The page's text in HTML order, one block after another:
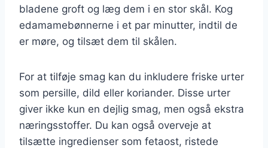
bladene groft og læg dem i en stor skål. Kog
edamamebønnerne i et par minutter, indtil de
er møre, og tilsæt dem til skålen.
For at tilføje smag kan du inkludere friske urter
som persille, dild eller koriander. Disse urter
giver ikke kun en dejlig smag, men også ekstra
næringsstoffer. Du kan også overveje at
tilsætte ingredienser som fetaost, ristede